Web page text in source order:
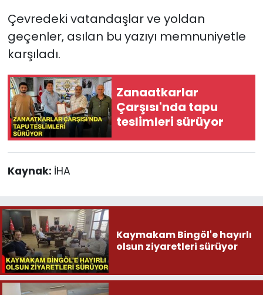
Çevredeki vatandaşlar ve yoldan
geçenler, asılan bu yazıyı memnuniyetle
karşıladı.
Zanaatkarlar
Çarşısı'nda tapu
teslimleri sürüyor
Kaynak: İHA
Kaymakam Bingöl'e hayırlı
olsun ziyaretleri sürüyor